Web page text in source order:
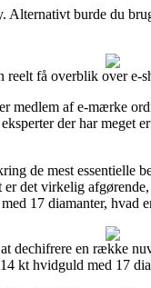
burde du
få overblik over e-
medlem af e-mærke
der har
de mest essentielle
det virkelig
17 diamanter, hvad
dechifrere en række
kt hvidguld med 17